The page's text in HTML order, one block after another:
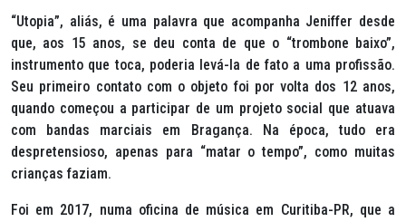
“Utopia”, aliás, é uma palavra que acompanha Jeniffer desde
que, aos 15 anos, se deu conta de que o “trombone baixo”,
instrumento que toca, poderia levá-la de fato a uma profissão.
Seu primeiro contato com o objeto foi por volta dos 12 anos,
quando começou a participar de um projeto social que atuava
com bandas marciais em Bragança. Na época, tudo era
despretensioso, apenas para “matar o tempo”, como muitas
crianças faziam.
Foi em 2017, numa oficina de música em Curitiba-PR, que a